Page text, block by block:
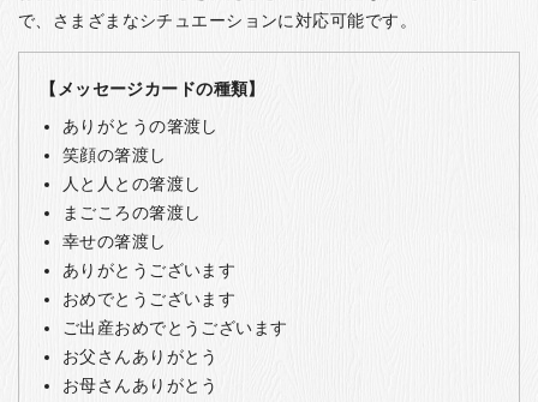
で、さまざまなシチュエーションに対応可能です。
【メッセージカードの種類】
ありがとうの箸渡し
笑顔の箸渡し
人と人との箸渡し
まごころの箸渡し
幸せの箸渡し
ありがとうございます
おめでとうございます
ご出産おめでとうございます
お父さんありがとう
お母さんありがとう